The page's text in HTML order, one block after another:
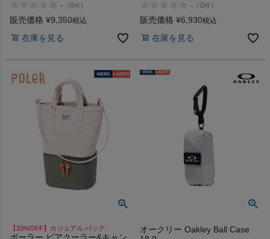
COBMASTER COB-CR
HUMMING PACK
- （0件 ）
販売価格 ¥9,350税込
在庫を見る
- （0件 ）
販売価格 ¥6,930税込
在庫を見る
【20%OFF】カジュアル バッグ
オークリー Oakley Ball Case